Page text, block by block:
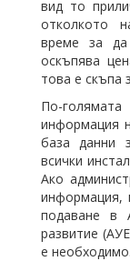
вид то
отколкото
време за
оскъпява
това е скъпа
По-
информация
база данни
всички
Ако
информация,
подаване в
развитие
е необходимо.